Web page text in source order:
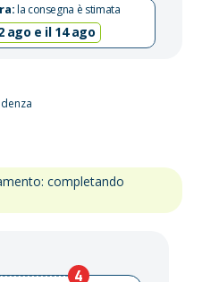
la consegna è stimata
ago e il 14 ago
completando
4